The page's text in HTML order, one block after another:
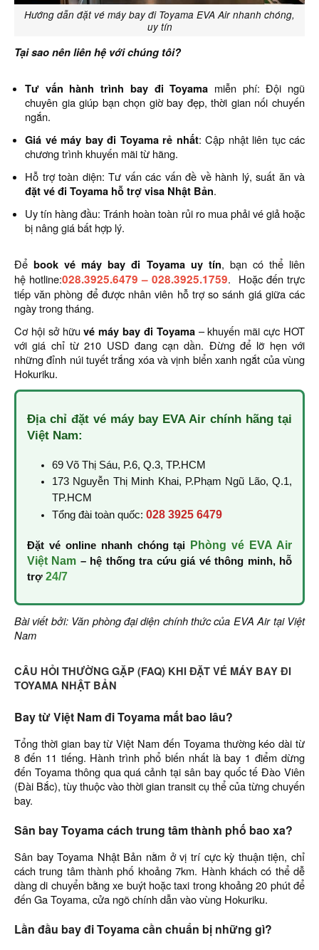
Hướng dẫn đặt vé máy bay đi Toyama EVA Air nhanh chóng,
uy tín
Tại sao nên liên hệ với chúng tôi?
Tư vấn hành trình bay đi Toyama miễn phí: Đội ngũ
chuyên gia giúp bạn chọn giờ bay đẹp, thời gian nối chuyến
ngắn.
Giá vé máy bay đi Toyama rẻ nhất: Cập nhật liên tục các
chương trình khuyến mãi từ hãng.
Hỗ trợ toàn diện: Tư vấn các vấn đề về hành lý, suất ăn và
đặt vé đi Toyama hỗ trợ visa Nhật Bản.
Uy tín hàng đầu: Tránh hoàn toàn rủi ro mua phải vé giả hoặc
bị nâng giá bất hợp lý.
Đểbook vé máy bay đi Toyama uy tín, bạn có thể liên
hệ hotline:028.3925.6479 –028.3925.1759. Hoặc đến trực
tiếp văn phòng để được nhân viên hỗ trợ so sánh giá giữa các
ngày trong tháng.
Cơ hội sở hữu vé máy bay đi Toyama– khuyến mãi cực HOT
với giá chỉ từ 210 USD đang cạn dần. Đừng để lỡ hẹn với
những đỉnh núi tuyết trắng xóa và vịnh biển xanh ngắt của vùng
Hokuriku.
Địa chỉ đặt vé máy bay EVA Air chính hãng tại
Việt Nam:
69 Võ Thị Sáu, P.6, Q.3, TP.HCM
173 Nguyễn Thị Minh Khai, P.Phạm Ngũ Lão, Q.1,
TP.HCM
Tổng đài toàn quốc: 028 3925 6479
Đặt vé online nhanh chóng tại Phòng vé EVA Air
Việt Nam – hệ thống tra cứu giá vé thông minh, hỗ
trợ 24/7
Bài viết bởi: Văn phòng đại diện chính thức của EVA Air tại Việt
Nam
CÂU HỎI THƯỜNG GẶP (FAQ) KHI ĐẶT VÉ MÁY BAY ĐI
TOYAMA NHẬT BẢN
Bay từ Việt Nam đi Toyama mất bao lâu?
Tổng thời gian bay từ Việt Nam đến Toyama thường kéo dài từ
8 đến 11 tiếng. Hành trình phổ biến nhất là bay 1 điểm dừng
đến Toyama thông qua quá cảnh tại sân bay quốc tế Đào Viên
(Đài Bắc), tùy thuộc vào thời gian transit cụ thể của từng chuyến
bay.
Sân bay Toyama cách trung tâm thành phố bao xa?
Sân bay Toyama Nhật Bản nằm ở vị trí cực kỳ thuận tiện, chỉ
cách trung tâm thành phố khoảng 7km. Hành khách có thể dễ
dàng di chuyển bằng xe buýt hoặc taxi trong khoảng 20 phút để
đến Ga Toyama, cửa ngõ chính dẫn vào vùng Hokuriku.
Lần đầu bay đi Toyama cần chuẩn bị những gì?